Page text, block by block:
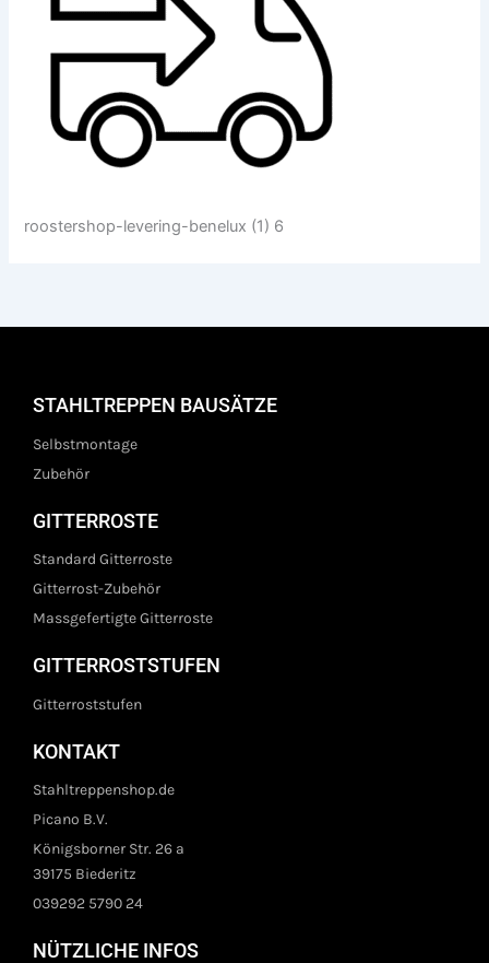
roostershop-levering-benelux (1) 6
STAHLTREPPEN BAUSÄTZE
Selbstmontage
Zubehör
GITTERROSTE
Standard Gitterroste
Gitterrost-Zubehör
Massgefertigte Gitterroste
GITTERROSTSTUFEN
Gitterroststufen
KONTAKT
Stahltreppenshop.de
Picano B.V.
Königsborner Str. 26 a
39175 Biederitz
039292 5790 24
NÜTZLICHE INFOS